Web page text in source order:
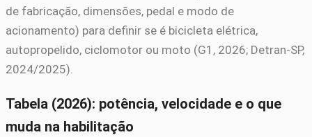
de fabricação, dimensões, pedal e modo de
acionamento) para definir se é bicicleta elétrica,
autopropelido, ciclomotor ou moto (G1, 2026; Detran-SP,
2024/2025).
Tabela (2026): potência, velocidade e o que
muda na habilitação